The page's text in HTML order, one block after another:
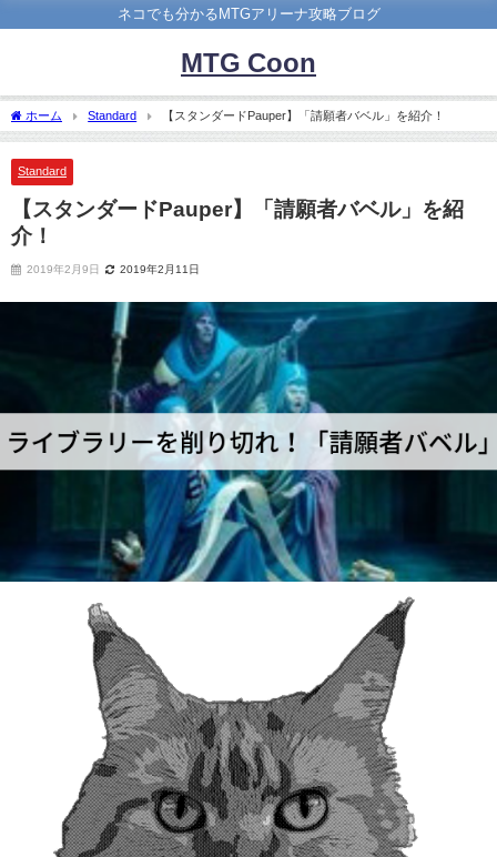
ネコでも分かるMTGアリーナ攻略ブログ
MTG Coon
ホーム Standard 【スタンダードPauper】「請願者バベル」を紹介！
Standard
【スタンダードPauper】「請願者バベル」を紹
介！
2019年2月9日 2019年2月11日